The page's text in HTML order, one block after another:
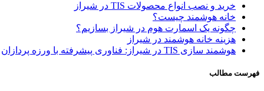
خرید و نصب انواع محصولات TIS در شیراز
خانه هوشمند چیست؟
چگونه یک اسمارت هوم در شیراز بسازیم؟
هزینه خانه هوشمند در شیراز
هوشمند سازی TIS در شیراز: فناوری پیشرفته با ورزه پردازان
فهرست مطالب